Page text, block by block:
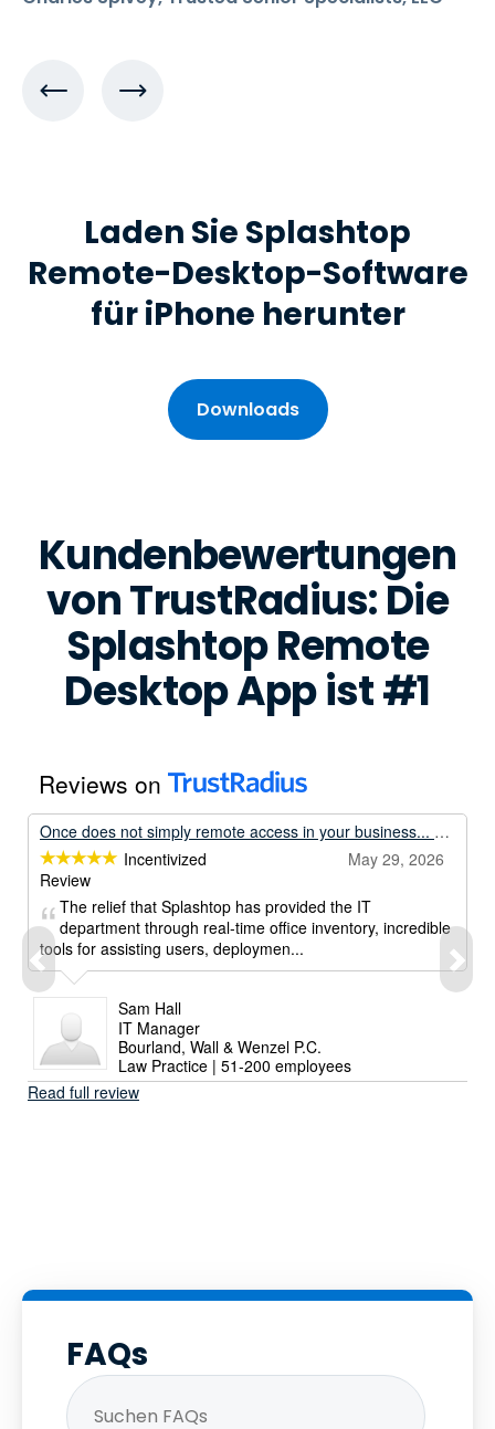
Laden Sie Splashtop
Remote-Desktop-Software
für iPhone herunter
Downloads
Kundenbewertungen
von TrustRadius: Die
Splashtop Remote
Desktop App ist #1
Reviews on
Once does not simply remote access in your business... Unless its with Splashtop.
Incentivized
Review
May 29, 2026
The relief that Splashtop has provided the IT
department through real-time office inventory, incredible
tools for assisting users, deploymen...
Sam Hall
IT Manager
Bourland, Wall & Wenzel P.C.
Law Practice | 51-200 employees
Read full review
FAQs